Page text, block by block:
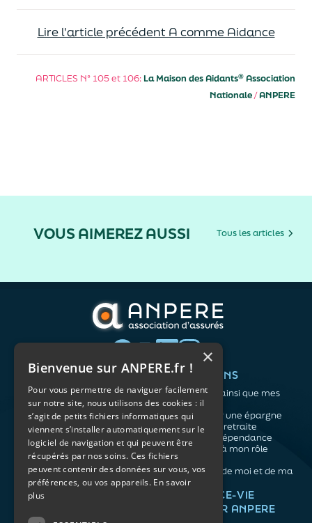
Lire l'article précédent A comme Aidance
ARTICLES N° 105 et 106: La Maison des Aidants® Association
Nationale/ANPERE
VOUS AIMEREZ AUSSI Tous les articles
QUI SOMMES-NOUS ?
L'association
Notre organisation
L’équipe
Les atouts du contrat
associatif
VOS BESOINS
Me protéger ainsi que mes
proches
Me constituer une épargne
Préparer ma retraite
Anticiper la dépendance
Me préparer à mon rôle
d'aidant
Prendre soin de moi et de ma
santé
NOS ARTICLES
ASSURANCE-VIE
FACILE PAR ANPERE
×
Bienvenue sur ANPERE.fr !
Pour vous permettre de naviguer facilement
sur notre site, nous utilisons des cookies : il
s’agit de petits fichiers informatiques qui
viennent s’installer automatiquement sur le
logiciel de navigation et qui peuvent être
récupérés par nos soins. Ces fichiers
peuvent contenir des données sur vous, vos
préférences, ou vos appareils. En savoir
plus